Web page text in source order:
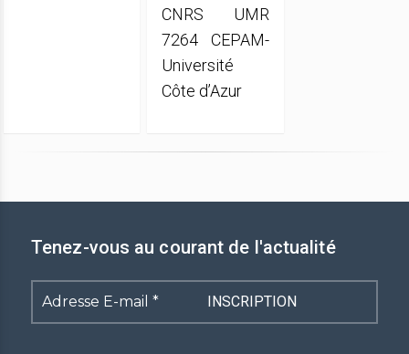
CNRS UMR
7264 CEPAM-
Université
Côte d’Azur
Tenez-vous au courant de l'actualité
Adresse
E-